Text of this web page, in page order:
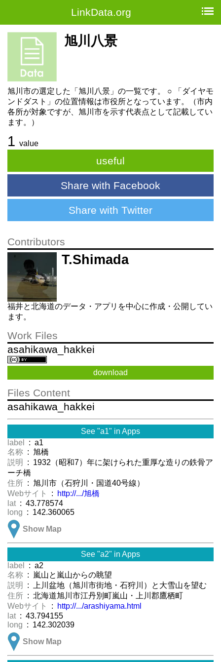
LinkData.org
旭川八景
旭川市の選定した「旭川八景」の一覧です。 ○ 「ダイヤモ
ンドダスト」の位置情報は市役所となっています。（市内
各所が対象ですが、旭川市を示す代表点として記載してい
ます。）
1 value
useful
Share with Facebook
Share with Twitter
Contributors
T.Shimada
福井と北海道のデータ・アプリを中心に作成・公開してい
ます。
Work Files
asahikawa_hakkei
download
Files Content
asahikawa_hakkei
See "a1" in Apps
label
: a1
名称 : 旭橋
説明
: 1932（昭和7）年に架けられた重厚な造りの鉄骨ア
ーチ橋
住所 : 旭川市（石狩川・国道40号線）
Webサイト
:
http://.../旭橋
lat : 43.778574
long : 142.360065
Show Map
See "a2" in Apps
label
: a2
名称 : 嵐山と嵐山からの眺望
説明
: 上川盆地（旭川市街地・石狩川）と大雪山を望む
住所 : 北海道旭川市江丹別町嵐山・上川郡鷹栖町
Webサイト
:
http://.../arashiyama.html
lat : 43.794155
long : 142.302039
Show Map